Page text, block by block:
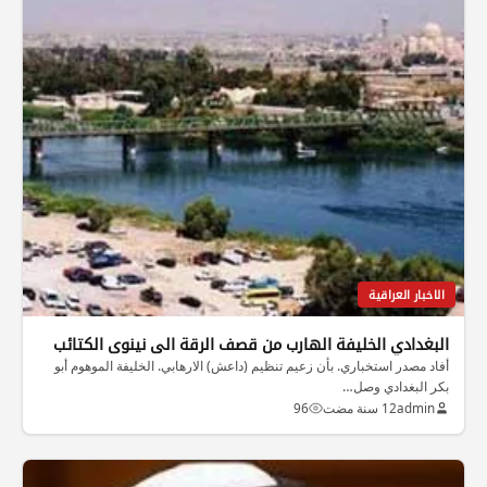
الاخبار العراقية
البغدادي الخليفة الهارب من قصف الرقة الى نينوى الكتائب
أفاد مصدر استخباري. بأن زعيم تنظيم (داعش) الارهابي. الخليفة الموهوم أبو
بكر البغدادي وصل…
admin12 سنة مضت 96